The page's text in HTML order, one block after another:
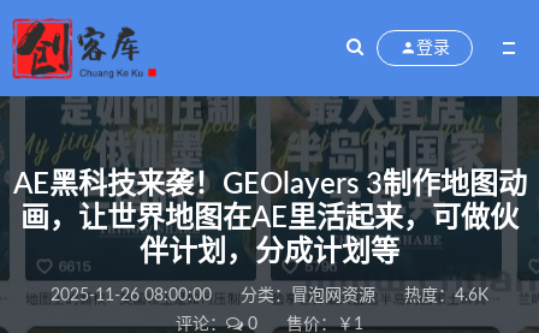
登录
AE黑科技来袭！GEOlayers 3制作地图动
画，让世界地图在AE里活起来，可做伙
伴计划，分成计划等
2025-11-26 08:00:00 分类：冒泡网资源
热度：4.6K
评论：
0 售价：￥1